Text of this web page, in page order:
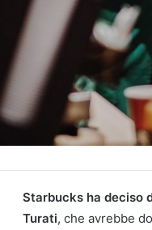
Starbucks ha deciso
Turati, che avrebbe